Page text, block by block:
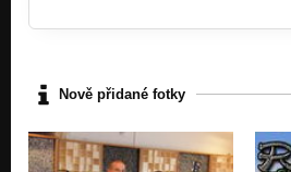
Nově přidané fotky